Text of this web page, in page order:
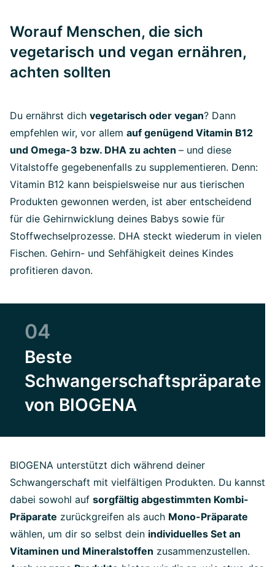
Worauf Menschen, die sich
vegetarisch und vegan ernähren,
achten sollten
Du ernährst dich vegetarisch oder vegan? Dann
empfehlen wir, vor allem auf genügend Vitamin B12
und Omega-3 bzw. DHA zu achten – und diese
Vitalstoffe gegebenenfalls zu supplementieren. Denn:
Vitamin B12 kann beispielsweise nur aus tierischen
Produkten gewonnen werden, ist aber entscheidend
für die Gehirnwicklung deines Babys sowie für
Stoffwechselprozesse. DHA steckt wiederum in vielen
Fischen. Gehirn- und Sehfähigkeit deines Kindes
profitieren davon.
04
Beste
Schwangerschaftspräparate
von BIOGENA
BIOGENA unterstützt dich während deiner
Schwangerschaft mit vielfältigen Produkten. Du kannst
dabei sowohl auf sorgfältig abgestimmten Kombi-
Präparate zurückgreifen als auch Mono-Präparate
wählen, um dir so selbst dein individuelles Set an
Vitaminen und Mineralstoffen zusammenzustellen.